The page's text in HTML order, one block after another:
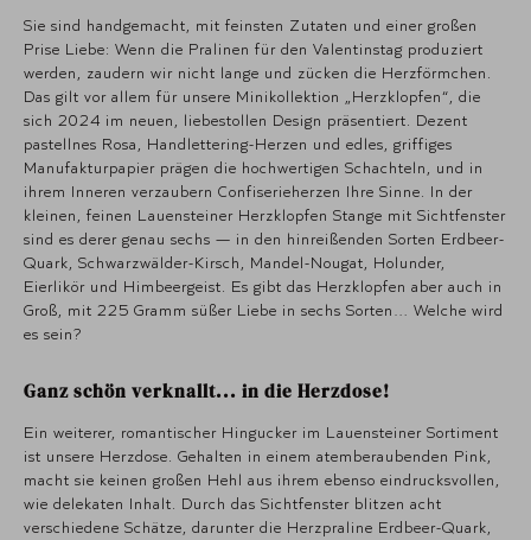
Sie sind handgemacht, mit feinsten Zutaten und einer großen
Prise Liebe: Wenn die Pralinen für den Valentinstag produziert
werden, zaudern wir nicht lange und zücken die Herzförmchen.
Das gilt vor allem für unsere Minikollektion „Herzklopfen“, die
sich 2024 im neuen, liebestollen Design präsentiert. Dezent
pastellnes Rosa, Handlettering-Herzen und edles, griffiges
Manufakturpapier prägen die hochwertigen Schachteln, und in
ihrem Inneren verzaubern Confiserieherzen Ihre Sinne. In der
kleinen, feinen Lauensteiner Herzklopfen Stange mit Sichtfenster
sind es derer genau sechs — in den hinreißenden Sorten Erdbeer-
Quark, Schwarzwälder-Kirsch, Mandel-Nougat, Holunder,
Eierlikör und Himbeergeist. Es gibt das Herzklopfen aber auch in
Groß, mit 225 Gramm süßer Liebe in sechs Sorten… Welche wird
es sein?
Ganz schön verknallt... in die Herzdose!
Ein weiterer, romantischer Hingucker im Lauensteiner Sortiment
ist unsere Herzdose. Gehalten in einem atemberaubenden Pink,
macht sie keinen großen Hehl aus ihrem ebenso eindrucksvollen,
wie delekaten Inhalt. Durch das Sichtfenster blitzen acht
verschiedene Schätze, darunter die Herzpraline Erdbeer-Quark,